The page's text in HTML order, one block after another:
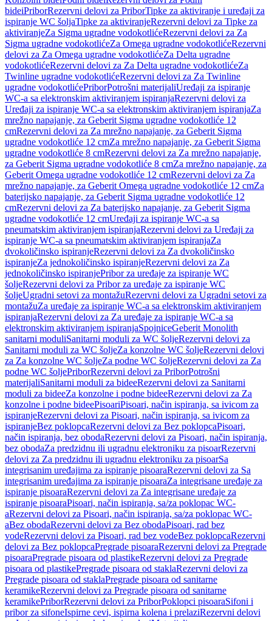
bideiPriborRezervni delovi za PriborTipke za aktiviranje i uređaji za
ispiranje WC šoljaTipke za aktiviranjeRezervni delovi za Tipke za
aktiviranjeZa Sigma ugradne vodokotlićeRezervni delovi za Za
Sigma ugradne vodokotlićeZa Omega ugradne vodokotlićeRezervni
delovi za Za Omega ugradne vodokotlićeZa Delta ugradne
vodokotlićeRezervni delovi za Za Delta ugradne vodokotlićeZa
Twinline ugradne vodokotlićeRezervni delovi za Za Twinline
ugradne vodokotlićePriborPotrošni materijaliUređaji za ispiranje
WC-a sa elektronskim aktiviranjem ispiranjaRezervni delovi za
Uređaji za ispiranje WC-a sa elektronskim aktiviranjem ispiranjaZa
mrežno napajanje, za Geberit Sigma ugradne vodokotliće 12
cmRezervni delovi za Za mrežno napajanje, za Geberit Sigma
ugradne vodokotliće 12 cmZa mrežno napajanje, za Geberit Sigma
ugradne vodokotliće 8 cmRezervni delovi za Za mrežno napajanje,
za Geberit Sigma ugradne vodokotliće 8 cmZa mrežno napajanje, za
Geberit Omega ugradne vodokotliće 12 cmRezervni delovi za Za
mrežno napajanje, za Geberit Omega ugradne vodokotliće 12 cmZa
baterijsko napajanje, za Geberit Sigma ugradne vodokotliće 12
cmRezervni delovi za Za baterijsko napajanje, za Geberit Sigma
ugradne vodokotliće 12 cmUređaji za ispiranje WC-a sa
pneumatskim aktiviranjem ispiranjaRezervni delovi za Uređaji za
ispiranje WC-a sa pneumatskim aktiviranjem ispiranjaZa
dvokoličinsko ispiranjeRezervni delovi za Za dvokoličinsko
ispiranjeZa jednokoličinsko ispiranjeRezervni delovi za Za
jednokoličinsko ispiranjePribor za uređaje za ispiranje WC
šoljeRezervni delovi za Pribor za uređaje za ispiranje WC
šoljeUgradni setovi za montažuRezervni delovi za Ugradni setovi za
montažuZa uređaje za ispiranje WC-a sa elektronskim aktiviranjem
ispiranjaRezervni delovi za Za uređaje za ispiranje WC-a sa
elektronskim aktiviranjem ispiranjaSpojniceGeberit Monolith
sanitarni moduliSanitarni moduli za WC šoljeRezervni delovi za
Sanitarni moduli za WC šoljeZa konzolne WC šoljeRezervni delovi
za Za konzolne WC šoljeZa podne WC šoljeRezervni delovi za Za
podne WC šoljePriborRezervni delovi za PriborPotrošni
materijaliSanitarni moduli za bideeRezervni delovi za Sanitarni
moduli za bideeZa konzolne i podne bideeRezervni delovi za Za
konzolne i podne bideePisoariPisoari, način ispiranja, sa ivicom za
ispiranjeRezervni delovi za Pisoari, način ispiranja, sa ivicom za
ispiranjeBez poklopcaRezervni delovi za Bez poklopcaPisoari,
način ispiranja, bez obodaRezervni delovi za Pisoari, način ispiranja,
bez obodaZa predzidnu ili ugradnu elektroniku za pisoarRezervni
delovi za Za predzidnu ili ugradnu elektroniku za pisoarSa
integrisanim uređajima za ispiranje pisoaraRezervni delovi za Sa
integrisanim uređajima za ispiranje pisoaraZa integrisane uređaje za
ispiranje pisoaraRezervni delovi za Za integrisane uređaje za
ispiranje pisoaraPisoari, način ispiranja, sa/za poklopac WC-
aRezervni delovi za Pisoari, način ispiranja, sa/za poklopac WC-
aBez obodaRezervni delovi za Bez obodaPisoari, rad bez
vodeRezervni delovi za Pisoari, rad bez vodeBez poklopcaRezervni
delovi za Bez poklopcaPregrade pisoaraRezervni delovi za Pregrade
pisoaraPregrade pisoara od plastikeRezervni delovi za Pregrade
pisoara od plastikePregrade pisoara od staklaRezervni delovi za
Pregrade pisoara od staklaPregrade pisoara od sanitarne
keramikeRezervni delovi za Pregrade pisoara od sanitarne
keramikePriborRezervni delovi za PriborPoklopci pisoaraSifoni i
pribor za sifoneIspirne cevi, ispirna kolena i prelaziRezervni delovi